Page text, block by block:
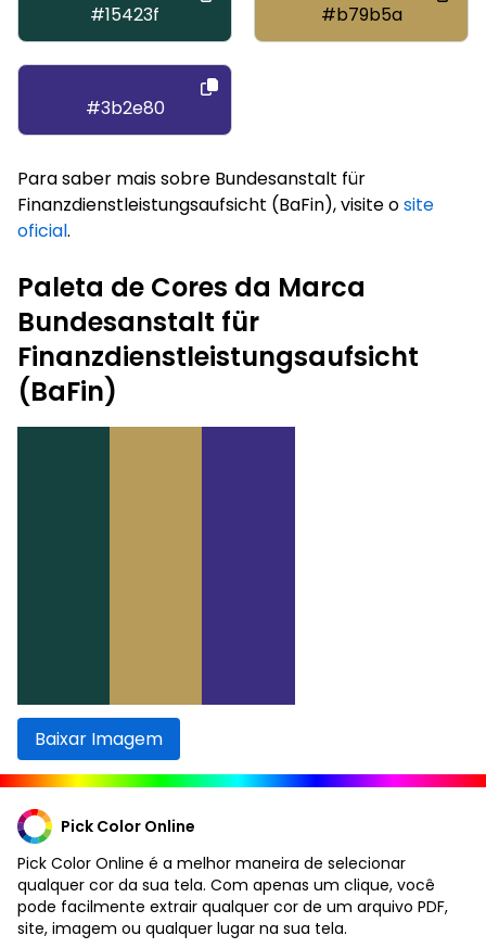
#15423f #b79b5a
#3b2e80
Para saber mais sobre Bundesanstalt für
Finanzdienstleistungsaufsicht (BaFin), visite osite
oficial.
Paleta de Cores da Marca
Bundesanstalt für
Finanzdienstleistungsaufsicht
(BaFin)
Baixar Imagem
Pick Color Online
Pick Color Online é a melhor maneira de selecionar
qualquer cor da sua tela. Com apenas um clique, você
pode facilmente extrair qualquer cor de um arquivo PDF,
site, imagem ou qualquer lugar na sua tela.